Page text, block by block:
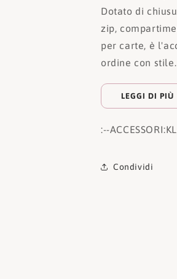
Dotato di
zip,
per carte, è
ordine con stile.
LEGGI DI PIÙ
:--ACCESSORI:
Condividi